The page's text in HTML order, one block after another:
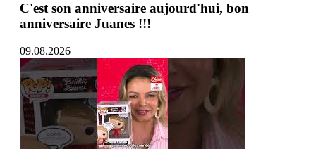
C'est son anniversaire aujourd'hui, bon
anniversaire Juanes !!!
09.08.2026